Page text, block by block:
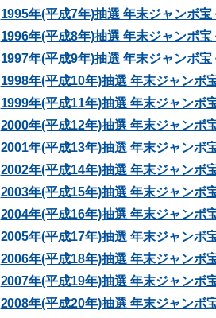
1995年(平成7年)抽選 年末ジャンボ
1996年(平成8年)抽選 年末ジャンボ
1997年(平成9年)抽選 年末ジャンボ
1998年(平成10年)抽選 年末ジャンボ
1999年(平成11年)抽選 年末ジャンボ
2000年(平成12年)抽選 年末ジャンボ
2001年(平成13年)抽選 年末ジャンボ
2002年(平成14年)抽選 年末ジャンボ
2003年(平成15年)抽選 年末ジャンボ
2004年(平成16年)抽選 年末ジャンボ
2005年(平成17年)抽選 年末ジャンボ
2006年(平成18年)抽選 年末ジャンボ
2007年(平成19年)抽選 年末ジャンボ
2008年(平成20年)抽選 年末ジャンボ